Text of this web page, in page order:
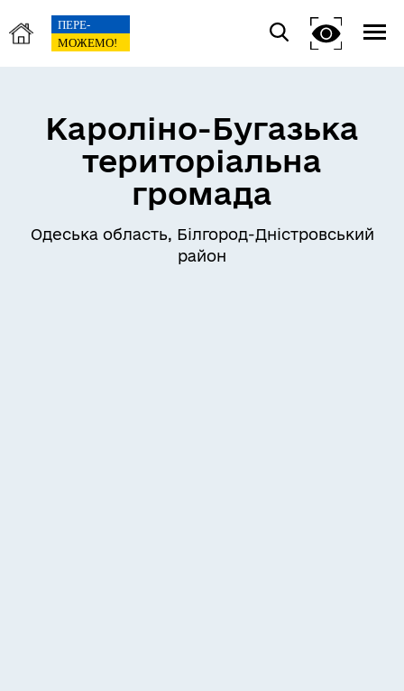
Кароліно-Бугазька
територіальна
громада
Одеська область, Білгород-Дністровський
район